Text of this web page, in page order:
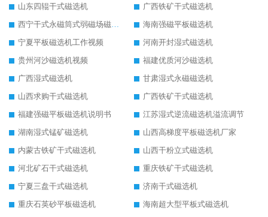
山东四辊干式磁选机
广西铁矿干式磁选机
西宁干式永磁筒式弱磁场磁选机结构图
海南强磁平板磁选机
宁夏平板磁选机工作视频
河南开封湿式磁选机
贵州河沙磁选机视频
福建优质河沙磁选机
广西湿式磁选机
甘肃湿式永磁磁选机
山西求购干式磁选机
广西铁矿干式磁选机
福建强磁平板磁选机说明书
江苏湿式逆流磁选机溢流调节
湖南湿式锰矿磁选机
山西高梯度平板磁选机厂家
内蒙古铁矿干式磁选机
山西干粉立式磁选机
河北矿石干式磁选机
重庆铁矿干式磁选机
宁夏三盘干式磁选机
济南干式磁选机
重庆石英砂平板磁选机
海南超大型平板式磁选机